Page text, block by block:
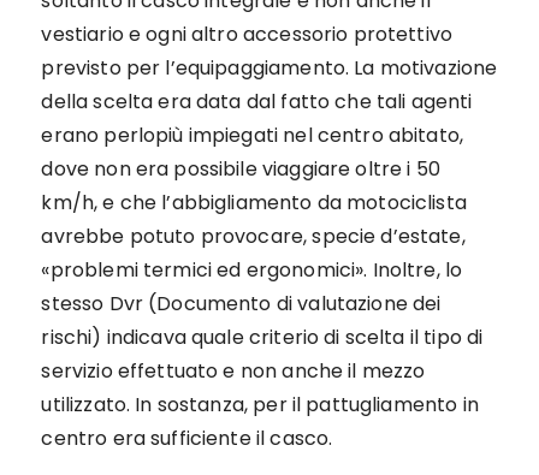
vestiario e ogni altro accessorio protettivo
previsto per l’equipaggiamento. La motivazione
della scelta era data dal fatto che tali agenti
erano perlopiù impiegati nel centro abitato,
dove non era possibile viaggiare oltre i 50
km/h, e che l’abbigliamento da motociclista
avrebbe potuto provocare, specie d’estate,
«problemi termici ed ergonomici». Inoltre, lo
stesso Dvr (Documento di valutazione dei
rischi) indicava quale criterio di scelta il tipo di
servizio effettuato e non anche il mezzo
utilizzato. In sostanza, per il pattugliamento in
centro era sufficiente il casco.